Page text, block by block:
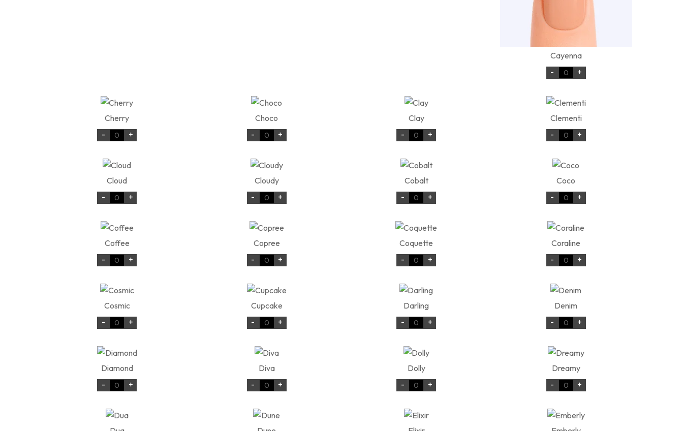
Cayenna
-
+
Cherry
-
+
Choco
-
+
Clay
-
+
Clementi
-
+
Cloud
-
+
Cloudy
-
+
Cobalt
-
+
Coco
-
+
Coffee
-
+
Copree
-
+
Coquette
-
+
Coraline
-
+
Cosmic
-
+
Cupcake
-
+
Darling
-
+
Denim
-
+
Diamond
-
+
Diva
-
+
Dolly
-
+
Dreamy
-
+